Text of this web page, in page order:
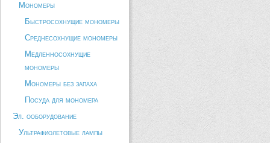
Мономеры
Быстросохнущие мономеры
Среднесохнущие мономеры
Медленносохнущие
мономеры
Мономеры без запаха
Посуда для мономера
Эл. ооборудование
Ультрафиолетовые лампы